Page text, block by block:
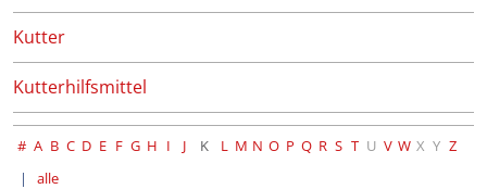
Kutter
Kutterhilfsmittel
# A B C D E F G H I J K L M N O P Q R S T U V W X Y Z
alle